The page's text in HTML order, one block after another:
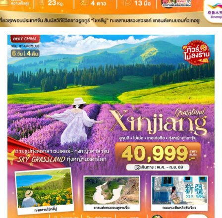
KORS เกาหลีใต้ 2 KGZ คีร์กีซสถาน 4
LAO ลาว 0 LBN เลบานอน 0
MYS มาเลเซีย 0 MDV มัลดีฟส์
MNG มองโกเลีย 2 MMR เมียนมาร์ 5
NPL เนปาล 0 OMN โอมาน 0
PAK ปากีสถาน 8
PHL ฟิลิปปินส์ 1 SAU ซาอุดิอาระเบีย 1
SGP สิงคโปร์ 4
SYR ซีเรีย 0 TWN ไต้หวัน 10
TJK ทาจิกิสถาน 1 TKM เติร์กเมนิสถาน 1
ARE ดูไบ, UAE 0 UZB อุซเบกิสถาน 4
YEM เยเมน 0 VNM เวียดนาม 35
ตะวันออกกลาง 0 จอร์แดน - อียิปต์ 4
CYP ไซปรัส 0 DNK เดนมาร์ก 2
CZE เช็ก 0 FIN ฟินแลนด์ 3
FRO หมู่เกาะแฟโร 2 FRA ฝรั่งเศส 1
GEO จอร์เจีย 10 DEU เยอรมนี 3
GRL กรีนแลนด์ 3 GRC กรีซ 1
ISL ไอซ์แลนด์ 4 ITA อิตาลี 9
MLT มอลต้า 1 MDA มอลโดวา 0
NLD เนเธอร์แลนด์ 0 NOR นอร์เวย์ 3
POL โปแลนด์ 3 PRT โปรตุเกส 3
RUS รัสเซีย 3 สแกนดิเนเวีย 7
ESP สเปน 4
SVN สโลวิเนีย 2 CHE สวิตเซอร์แลนด์ 8
TUR ตุรเคีย 13 UKR ยูเครน 0
UK อังกฤษ+สหราชอาณาจักร
ทัวร์ อันซีน ประเทศแปลก 31 ลิเบีย - Libya 1
บราซิล - Brazil 0
เอธิโอเปีย - Ethiopia 0 อียิปต์ - Egypt 11